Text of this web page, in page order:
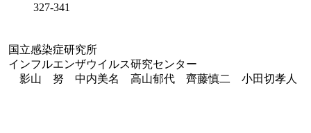
327-341
国立感染症研究所
インフルエンザウイルス研究センター
影山 努 中内美名 高山郁代 齊藤慎二 小田切孝人